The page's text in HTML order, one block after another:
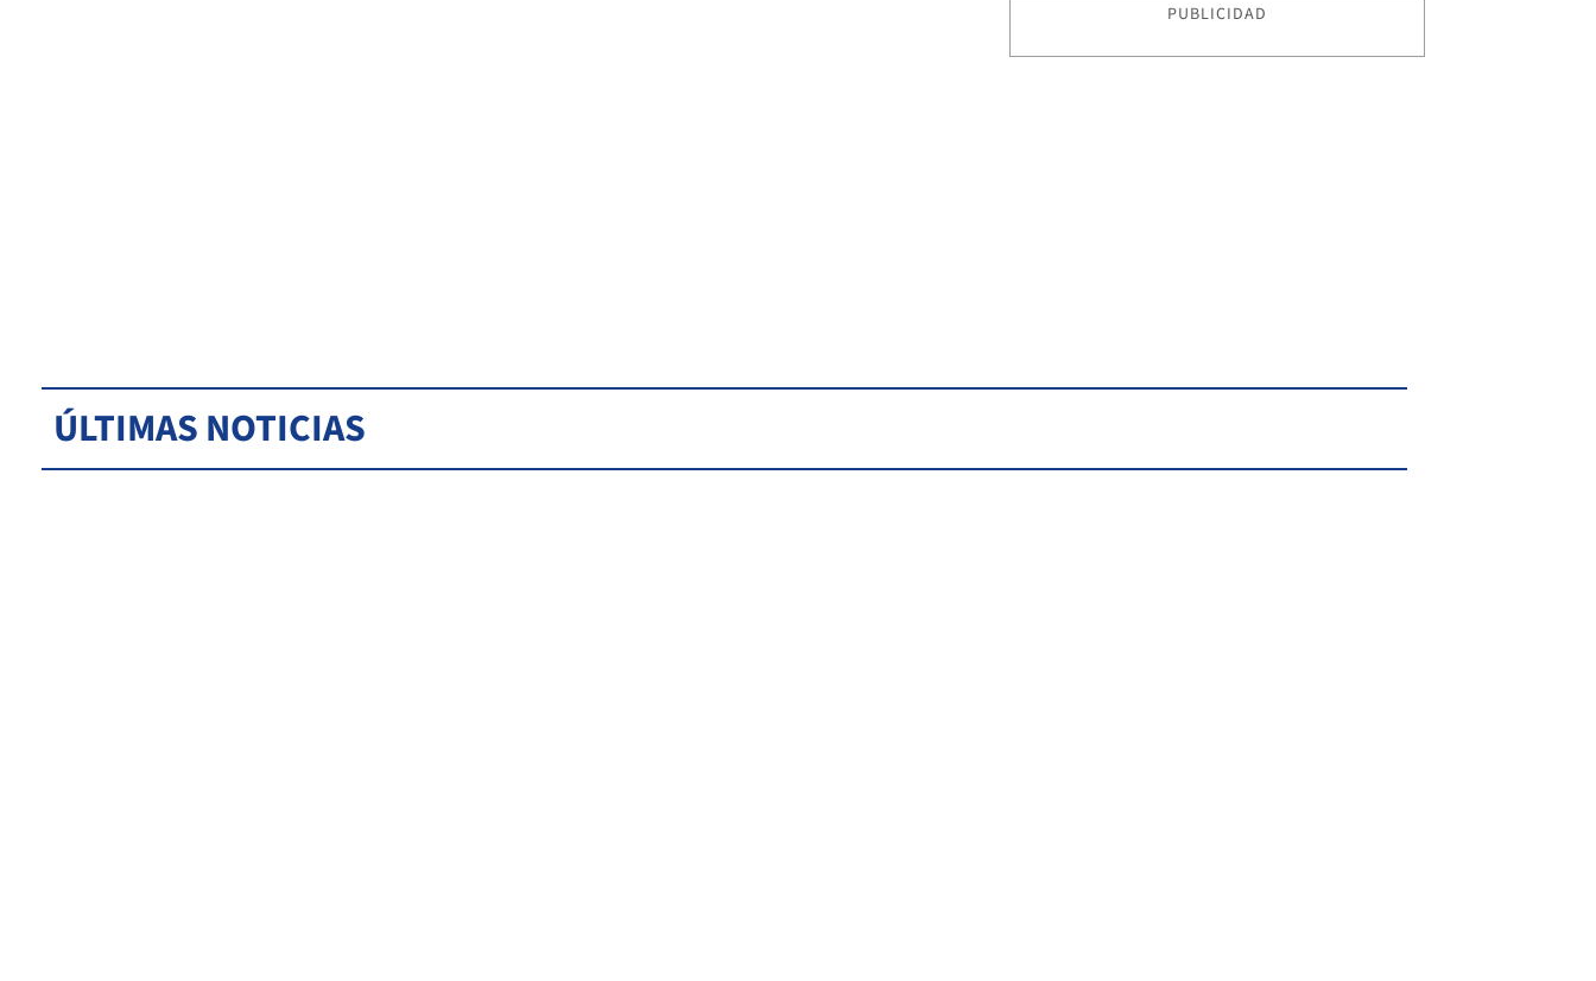
PUBLICIDAD
ÚLTIMAS NOTICIAS